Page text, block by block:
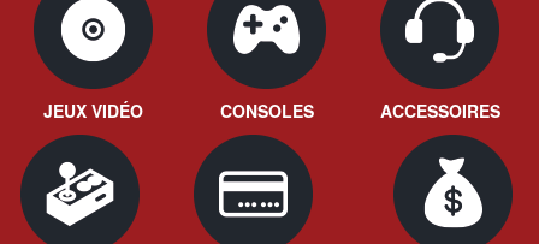
JEUX VIDÉO CONSOLES ACCESSOIRES